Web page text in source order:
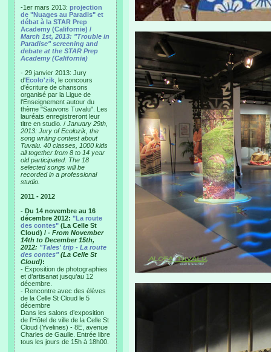
-1er mars 2013: projection
de "Nuages au Paradis" et
débat à la STAR Prep
Academy (Californie) /
March 1st, 2013: "Trouble in
Paradise" screening and
debate at the STAR Prep
Academy (California)
- 29 janvier 2013: Jury
d'Ecolo'zik , le concours
d'écriture de chansons
organisé par la Ligue de
l'Enseignement autour du
thème "Sauvons Tuvalu". Les
lauréats enregistreront leur
titre en studio. / January 29th,
2013: Jury of Ecolozik, the
song writing contest about
Tuvalu. 40 classes, 1000 kids
all together from 8 to 14 year
old participated. The 18
selected songs will be
recorded in a professional
studio.
2011 - 2012
- Du 14 novembre au 16
décembre 2012: "La route
des contes" (La Celle St
Cloud) / - From November
14th to December 15th,
2012: "Tales' trip - La route
des contes"(La Celle St
Cloud):
- Exposition de photographies
et d’artisanat jusqu’au 12
décembre.
- Rencontre avec des élèves
de la Celle St Cloud le 5
décembre
Dans les salons d’exposition
de l’Hôtel de ville de la Celle St
Cloud (Yvelines) - 8E, avenue
Charles de Gaulle. Entrée libre
tous les jours de 15h à 18h00.